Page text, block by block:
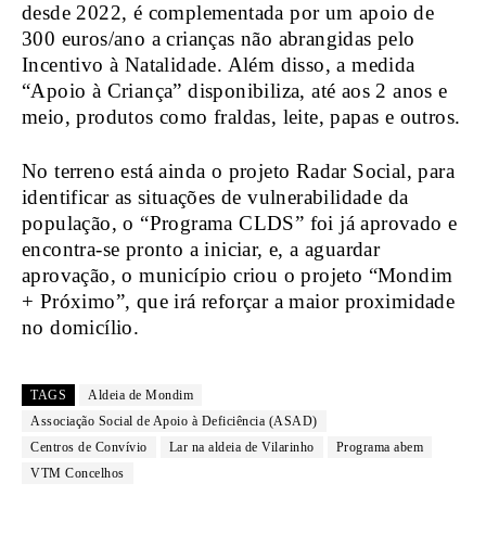
desde 2022, é complementada por um apoio de
300 euros/ano a crianças não abrangidas pelo
Incentivo à Natalidade. Além disso, a medida
“Apoio à Criança” disponibiliza, até aos 2 anos e
meio, produtos como fraldas, leite, papas e outros.
No terreno está ainda o projeto Radar Social, para
identificar as situações de vulnerabilidade da
população, o “Programa CLDS” foi já aprovado e
encontra-se pronto a iniciar, e, a aguardar
aprovação, o município criou o projeto “Mondim
+ Próximo”, que irá reforçar a maior proximidade
no domicílio.
TAGS
Aldeia de Mondim
Associação Social de Apoio à Deficiência (ASAD)
Centros de Convívio
Lar na aldeia de Vilarinho
Programa abem
VTM Concelhos